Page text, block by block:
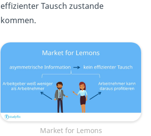
effizienter Tausch zustande
kommen.
Market for Lemons